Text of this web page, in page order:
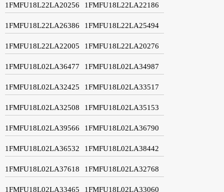
1FMFU18L22LA20256 1FMFU18L22LA22186
1FMFU18L22LA26386 1FMFU18L22LA25494
1FMFU18L22LA22005 1FMFU18L22LA20276
1FMFU18L02LA36477 1FMFU18L02LA34987
1FMFU18L02LA32425 1FMFU18L02LA33517
1FMFU18L02LA32508 1FMFU18L02LA35153
1FMFU18L02LA39566 1FMFU18L02LA36790
1FMFU18L02LA36532 1FMFU18L02LA38442
1FMFU18L02LA37618 1FMFU18L02LA32768
1FMFU18L02LA33465 1FMFU18L02LA33060